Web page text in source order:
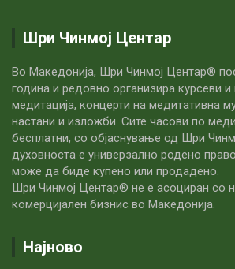
Шри Чинмој Центар
Во Македонија, Шри Чинмој Центар®
година и редовно организира курсеви
медитација, концерти на медитативна
настани и изложби. Сите часови по
бесплатни, со објаснување од Шри
духовноста е универзално родено
може да биде купено или продадено.
Шри Чинмој Центар® не е асоциран со
комерцијален бизнис во Македонија.
Најново